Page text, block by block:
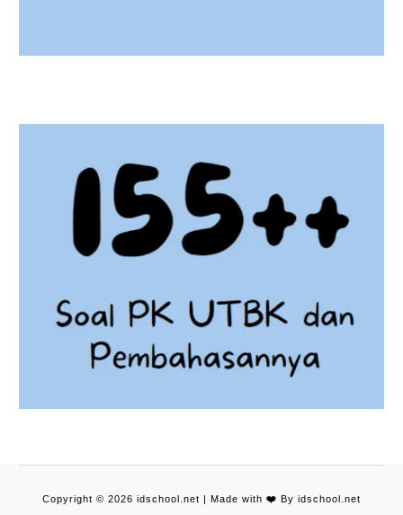
Copyright © 2026 idschool.net | Made with ❤️ By idschool.net